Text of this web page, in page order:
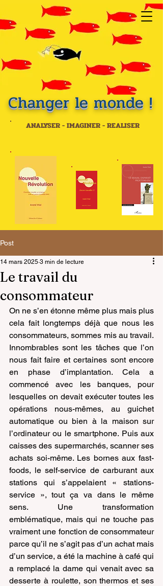
Changer le monde !
ANALYSER - IMAGINER - REALISER
Post
Le travail du
consommateur
14 mars 2025 3 min de lecture
On ne s’en étonne même plus mais plus
cela fait longtemps déjà que nous les
consommateurs, sommes mis au travail.
Innombrables sont les tâches que l’on
nous fait faire et certaines sont encore
en phase d’implantation. Cela a
commencé avec les banques, pour
lesquelles on devait exécuter toutes les
opérations nous-mêmes, au guichet
automatique ou bien à la maison sur
l’ordinateur ou le smartphone. Puis aux
caisses des supermarchés, scanner ses
achats soi-même. Les bornes aux fast-
foods, le self-service de carburant aux
stations qui s’appelaient « stations-
service », tout ça va dans le même
sens. Une transformation
emblématique, mais qui ne touche pas
vraiment une fonction de consommateur
parce qu’il ne s’agit pas d’un achat mais
d’un service, a été la machine à café qui
a remplacé la dame qui venait avec sa
desserte à roulette, son thermos et ses